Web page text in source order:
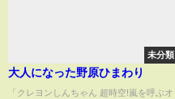
未分類
大人になった野原ひまわり
「クレヨンしんちゃん 超時空!嵐を呼ぶオ